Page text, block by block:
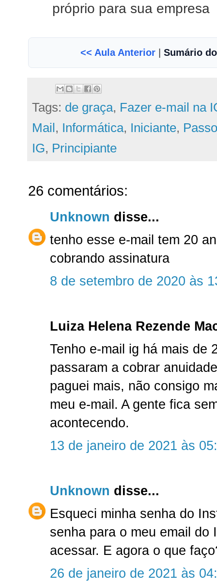
próprio para sua empresa
<< Aula Anterior| Sumário
Tags: de graça, Fazer e-mail na
Mail, Informática, Iniciante,
IG, Principiante
26 comentários:
Unknown disse...
tenho esse e-mail tem 20
cobrando assinatura
8 de setembro de 2020 às
Luiza Helena Rezende
Tenho e-mail ig há mais de
passaram a cobrar
paguei mais, não consigo
meu e-mail. A gente fica
acontecendo.
13 de janeiro de 2021 às
Unknown disse...
Esqueci minha senha do
senha para o meu email do
acessar. E agora o que
26 de janeiro de 2021 às